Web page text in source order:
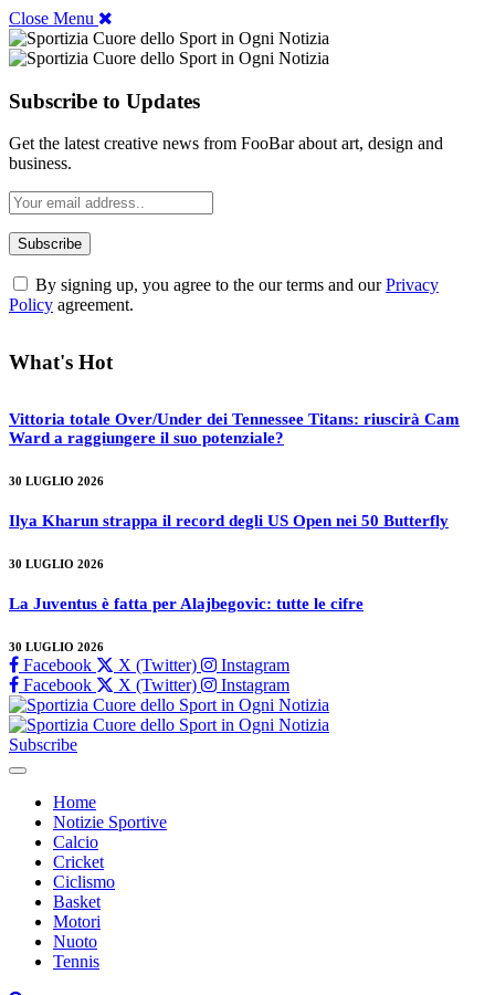
Close Menu
Subscribe to Updates
Get the latest creative news from FooBar about art, design and
business.
By signing up, you agree to the our terms and ourPrivacy
Policy agreement.
What's Hot
Vittoria totale Over/Under dei Tennessee Titans: riuscirà Cam
Ward a raggiungere il suo potenziale?
30 LUGLIO 2026
Ilya Kharun strappa il record degli US Open nei 50 Butterfly
30 LUGLIO 2026
La Juventus è fatta per Alajbegovic: tutte le cifre
30 LUGLIO 2026
Facebook X (Twitter)
Instagram
Facebook
X (Twitter) Instagram
Subscribe
Home
Notizie Sportive
Calcio
Cricket
Ciclismo
Basket
Motori
Nuoto
Tennis